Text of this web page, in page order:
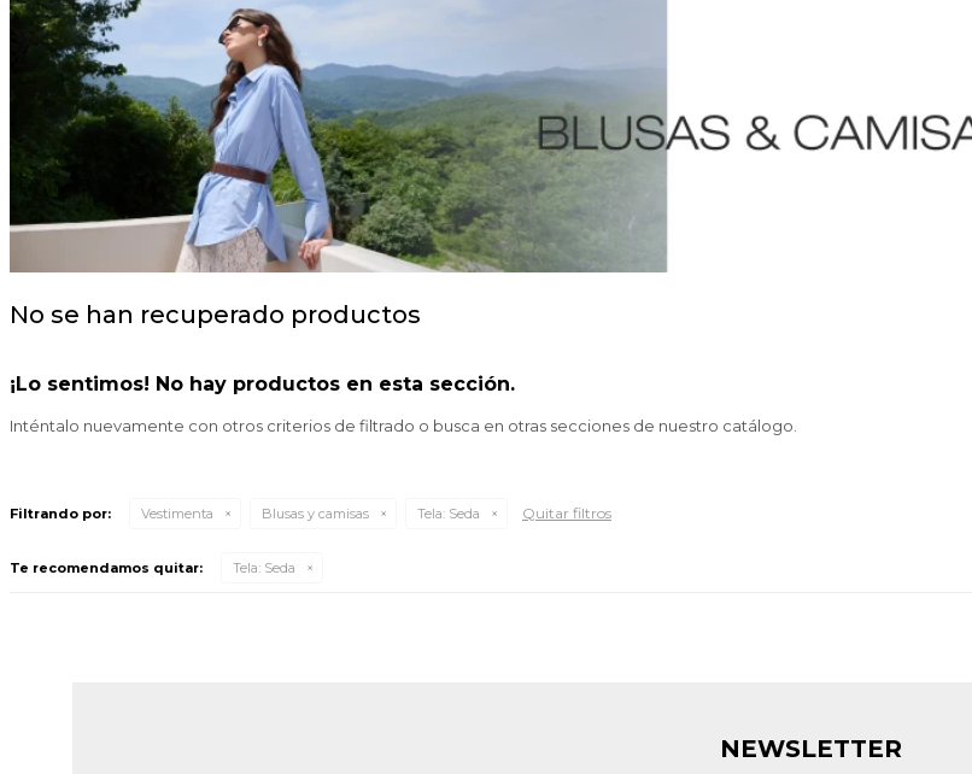
No se han recuperado productos
¡Lo sentimos! No hay productos en esta sección.
Inténtalo nuevamente con otros criterios de filtrado o busca en otras secciones de nuestro catálogo.
Filtrando por: Vestimenta Blusas y camisas Tela: Seda Quitar filtros
Te recomendamos quitar: Tela: Seda
NEWSLETTER